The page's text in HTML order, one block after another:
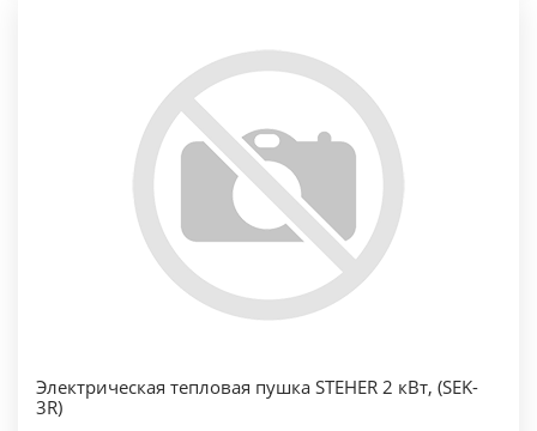
Электрическая тепловая пушка STEHER 2 кВт, (SEK-
3R)